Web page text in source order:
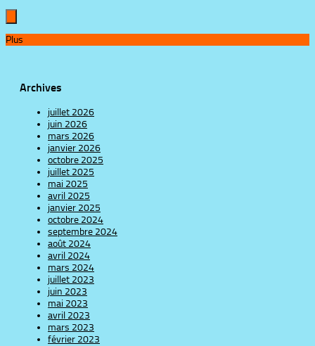
Plus
Archives
juillet 2026
juin 2026
mars 2026
janvier 2026
octobre 2025
juillet 2025
mai 2025
avril 2025
janvier 2025
octobre 2024
septembre 2024
août 2024
avril 2024
mars 2024
juillet 2023
juin 2023
mai 2023
avril 2023
mars 2023
février 2023